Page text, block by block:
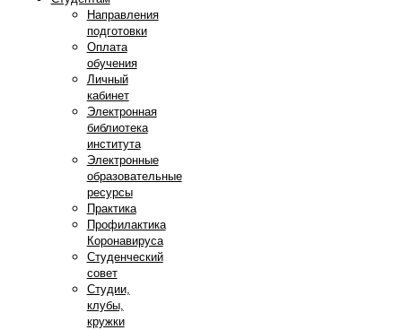
Направления
подготовки
Оплата
обучения
Личный
кабинет
Электронная
библиотека
института
Электронные
образовательные
ресурсы
Практика
Профилактика
Коронавируса
Студенческий
совет
Студии,
клубы,
кружки